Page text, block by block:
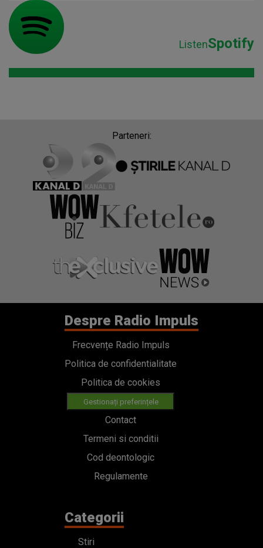
ListenSpotify
Parteneri:
Despre Radio Impuls
Frecvențe Radio Impuls
Politica de confidentialitate
Politica de cookies
Gestionați preferințele
Contact
Termeni si conditii
Cod deontologic
Regulamente
Categorii
Stiri